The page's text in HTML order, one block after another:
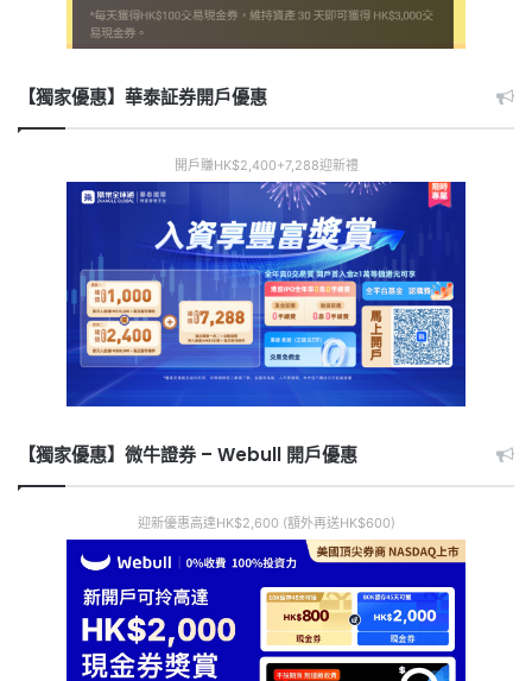
【獨家優惠】華泰証券開戶優惠
開戶賺HK$2,400+7,288迎新禮
【獨家優惠】微牛證券 – Webull 開戶優惠
迎新優惠高達HK$2,600 (額外再送HK$600)